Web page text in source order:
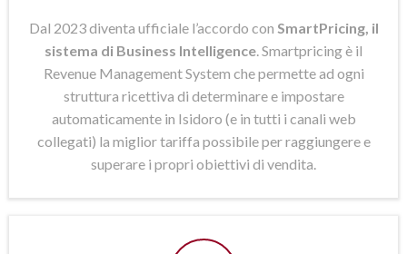
Dal 2023 diventa ufficiale l’accordo con SmartPricing, il
sistema di Business Intelligence . Smartpricing è il
Revenue Management System che permette ad ogni
struttura ricettiva di determinare e impostare
automaticamente in Isidoro (e in tutti i canali web
collegati) la miglior tariffa possibile per raggiungere e
superare i propri obiettivi di vendita.